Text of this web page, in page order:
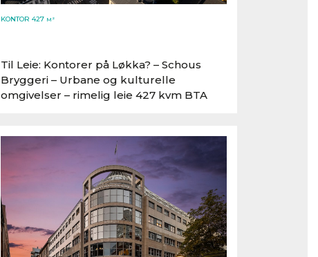
KONTOR 427 M²
Til Leie: Kontorer på Løkka? – Schous
Bryggeri – Urbane og kulturelle
omgivelser – rimelig leie 427 kvm BTA